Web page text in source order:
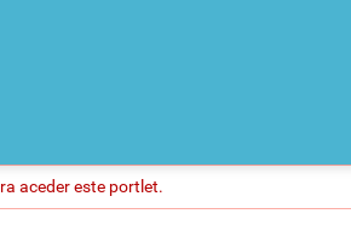
aceder este portlet.